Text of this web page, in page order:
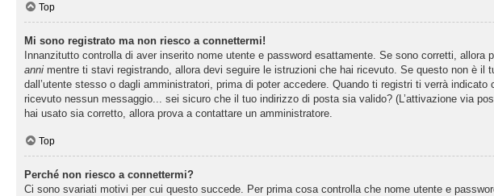
Top
Mi sono registrato ma non riesco a connettermi!
Innanzitutto controlla di aver inserito nome utente e password esattamente. Se sono corretti,
anni mentre ti stavi registrando, allora devi seguire le istruzioni che hai ricevuto. Se questo non è
dall’utente stesso o dagli amministratori, prima di poter accedere. Quando ti registri ti verrà
ricevuto nessun messaggio... sei sicuro che il tuo indirizzo di posta sia valido? (L’attivazione via
hai usato sia corretto, allora prova a contattare un amministratore.
Top
Perché non riesco a connettermi?
Ci sono svariati motivi per cui questo succede. Per prima cosa controlla che nome utente e